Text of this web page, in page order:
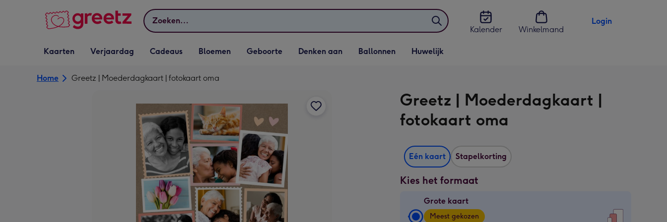
Zoeken
Kalender
Winkelmand
Login
Vervolgkeuzelijst
Kaarten openen
Kaarten
Vervolgkeuzelijst
Verjaardag openen
Verjaardag
Vervolgkeuzelijst
Cadeaus openen
Cadeaus
Vervolgkeuzelijst
Bloemen openen
Bloemen
Vervolgkeuzelijst
Geboorte openen
Geboorte
Vervolgkeuzelijst
Denken aan openen
Denken aan
Vervolgkeuzelijst
Ballonnen openen
Ballonnen
Vervolgkeuzelijst
Huwelijk openen
Huwelijk
Home Greetz | Moederdagkaart | fotokaart oma
Greetz | Moederdagkaart |
fotokaart oma
Eén kaart Stapelkorting
Kies het formaat
Grote kaart
Grote
Meest gekozen